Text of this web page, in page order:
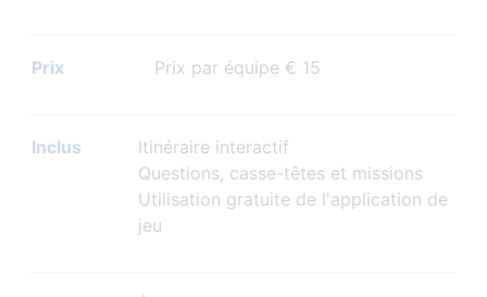
Prix Prix par équipe € 15
Inclus
Itinéraire interactif
Questions, casse-têtes et missions
Utilisation gratuite de l'application de
jeu